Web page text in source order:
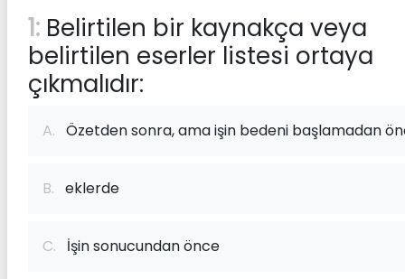
1: Belirtilen bir kaynakça veya
belirtilen eserler listesi ortaya
çıkmalıdır:
A. Özetden sonra, ama işin bedeni başlamadan
B. eklerde
C. İşin sonucundan önce